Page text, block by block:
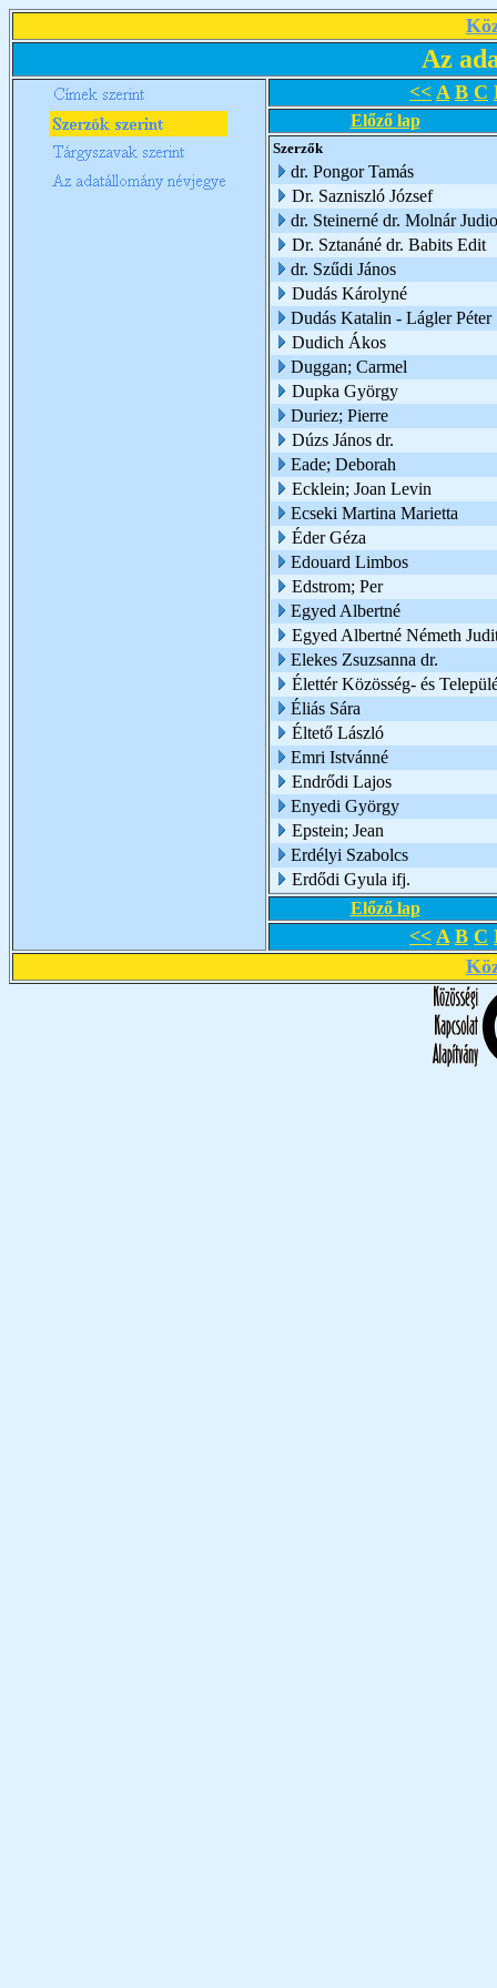
Az
<< A B C
Előző lap
Szerzők
dr. Pongor Tamás
Dr. Sazniszló József
dr. Steinerné dr. Molnár
Dr. Sztanáné dr. Babits Edit
dr. Szűdi János
Dudás Károlyné
Dudás Katalin - Lágler Péter
Dudich Ákos
Duggan; Carmel
Dupka György
Duriez; Pierre
Dúzs János dr.
Eade; Deborah
Ecklein; Joan Levin
Ecseki Martina Marietta
Éder Géza
Edouard Limbos
Edstrom; Per
Egyed Albertné
Egyed Albertné Németh
Elekes Zsuzsanna dr.
Élettér Közösség- és
Éliás Sára
Éltető László
Emri Istvánné
Endrődi Lajos
Enyedi György
Epstein; Jean
Erdélyi Szabolcs
Erdődi Gyula ifj.
Előző lap
<< A B C